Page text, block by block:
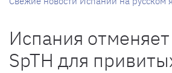
Испания
SpTH для